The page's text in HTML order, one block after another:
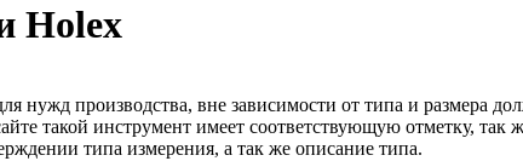
Holex
нужд производства, вне зависимости от типа и размера
такой инструмент имеет соответствующую отметку,
типа измерения, а так же описание типа.